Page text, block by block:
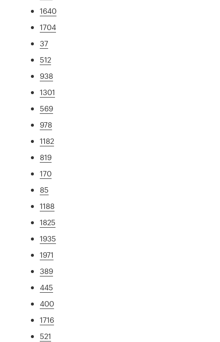
1640
1704
37
512
938
1301
569
978
1182
819
170
85
1188
1825
1935
1971
389
445
400
1716
521